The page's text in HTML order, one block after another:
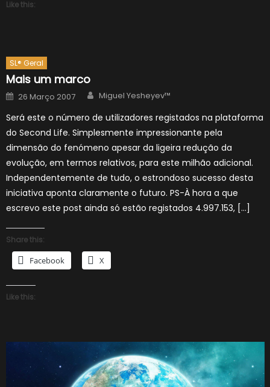
Like this:
SL® Geral
Mais um marco
Posted
on
26 Março 2007 Author
Miguel Yesheyev™
Será este o número de utilizadores registados na plataforma
do Second Life. Simplesmente impressionante pela
dimensão do fenómeno apesar da ligeira redução da
evolução, em termos relativos, para este milhão adicional.
Independentemente de tudo, o estrondoso sucesso desta
iniciativa aponta claramente o futuro. PS-À hora a que
escrevo este post ainda só estão registados 4.997.153, […]
Share this:
Facebook X
Like this: